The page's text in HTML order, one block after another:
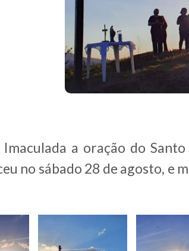
a oração do
no sábado 28 de agosto, e